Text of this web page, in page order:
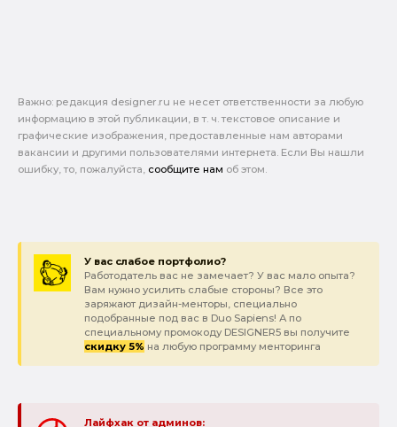
Важно: pедакция designer.ru не несет ответственности за любую
информацию в этой публикации, в т. ч. текстовое описание и
графические изображения, предоставленные нам авторами
вакансии и другими пользователями интернета. Если Вы нашли
ошибку, то, пожалуйста, сообщите нам об этом.
У вас слабое портфолио?
Работодатель вас не замечает? У вас мало опыта?
Вам нужно усилить слабые стороны? Все это
заряжают дизайн-менторы, специально
подобранные под вас в Duo Sapiens! А по
специальному промокоду DESIGNER5 вы получите
скидку 5% на любую программу менторинга
Лайфхак от админов: